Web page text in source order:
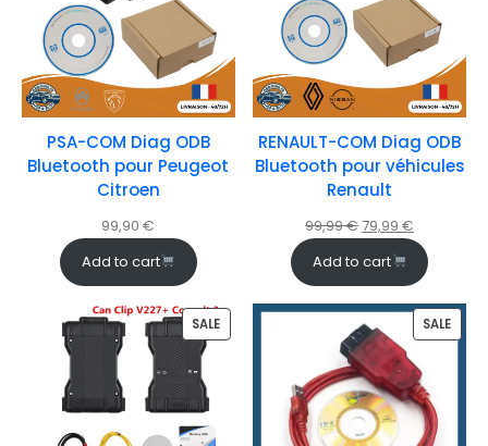
PSA-COM Diag ODB
Bluetooth pour Peugeot
Citroen
99,90€
Add to cart
RENAULT-COM Diag ODB
Bluetooth pour véhicules
Renault
99,99€79,99€
Add to cart
SALE SALE